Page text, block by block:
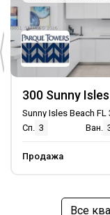
Sunny Isles Beach FL
Сп. 3 Ван.
Продажа
Все